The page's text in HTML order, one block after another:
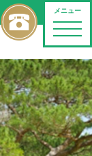
メニュー
toggle